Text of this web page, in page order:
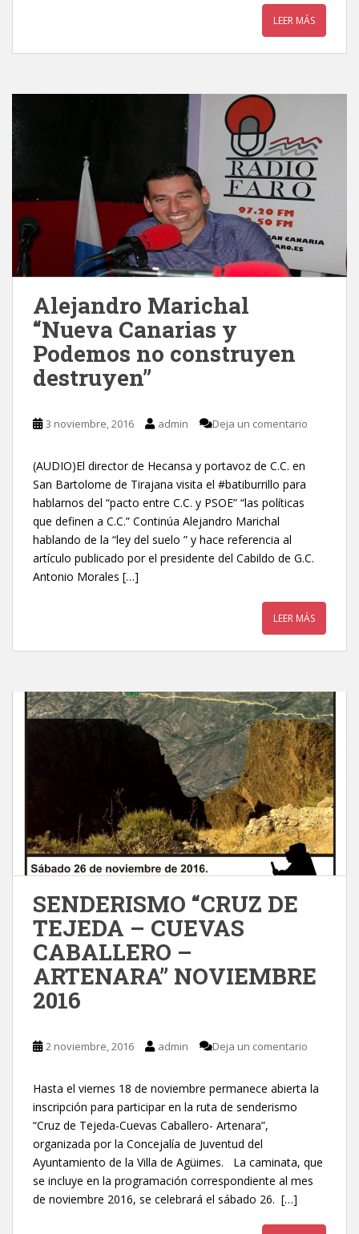
LEER MÁS
Alejandro Marichal
“Nueva Canarias y
Podemos no construyen
destruyen”
3 noviembre, 2016 admin Deja un comentario
(AUDIO)El director de Hecansa y portavoz de C.C. en
San Bartolome de Tirajana visita el #batiburrillo para
hablarnos del “pacto entre C.C. y PSOE” “las políticas
que definen a C.C.” Continúa Alejandro Marichal
hablando de la “ley del suelo ” y hace referencia al
artículo publicado por el presidente del Cabildo de G.C.
Antonio Morales […]
LEER MÁS
SENDERISMO “CRUZ DE
TEJEDA – CUEVAS
CABALLERO –
ARTENARA” NOVIEMBRE
2016
2 noviembre, 2016 admin Deja un comentario
Hasta el viernes 18 de noviembre permanece abierta la
inscripción para participar en la ruta de senderismo
“Cruz de Tejeda-Cuevas Caballero- Artenara”,
organizada por la Concejalía de Juventud del
Ayuntamiento de la Villa de Agüimes. La caminata, que
se incluye en la programación correspondiente al mes
de noviembre 2016, se celebrará el sábado 26. […]